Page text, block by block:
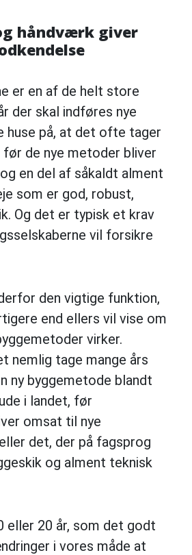
håndværk giver
er en af de helt store
der skal indføres nye
huse på, at det ofte tager
de nye metoder bliver
en del af såkaldt alment
som er god, robust,
Og det er typisk et krav
vil forsikre
den vigtige funktion,
end ellers vil vise om
virker.
nemlig tage mange års
ny byggemetode blandt
i landet, før
omsat til nye
det, der på fagsprog
og alment teknisk
eller 20 år, som det godt
i vores måde at